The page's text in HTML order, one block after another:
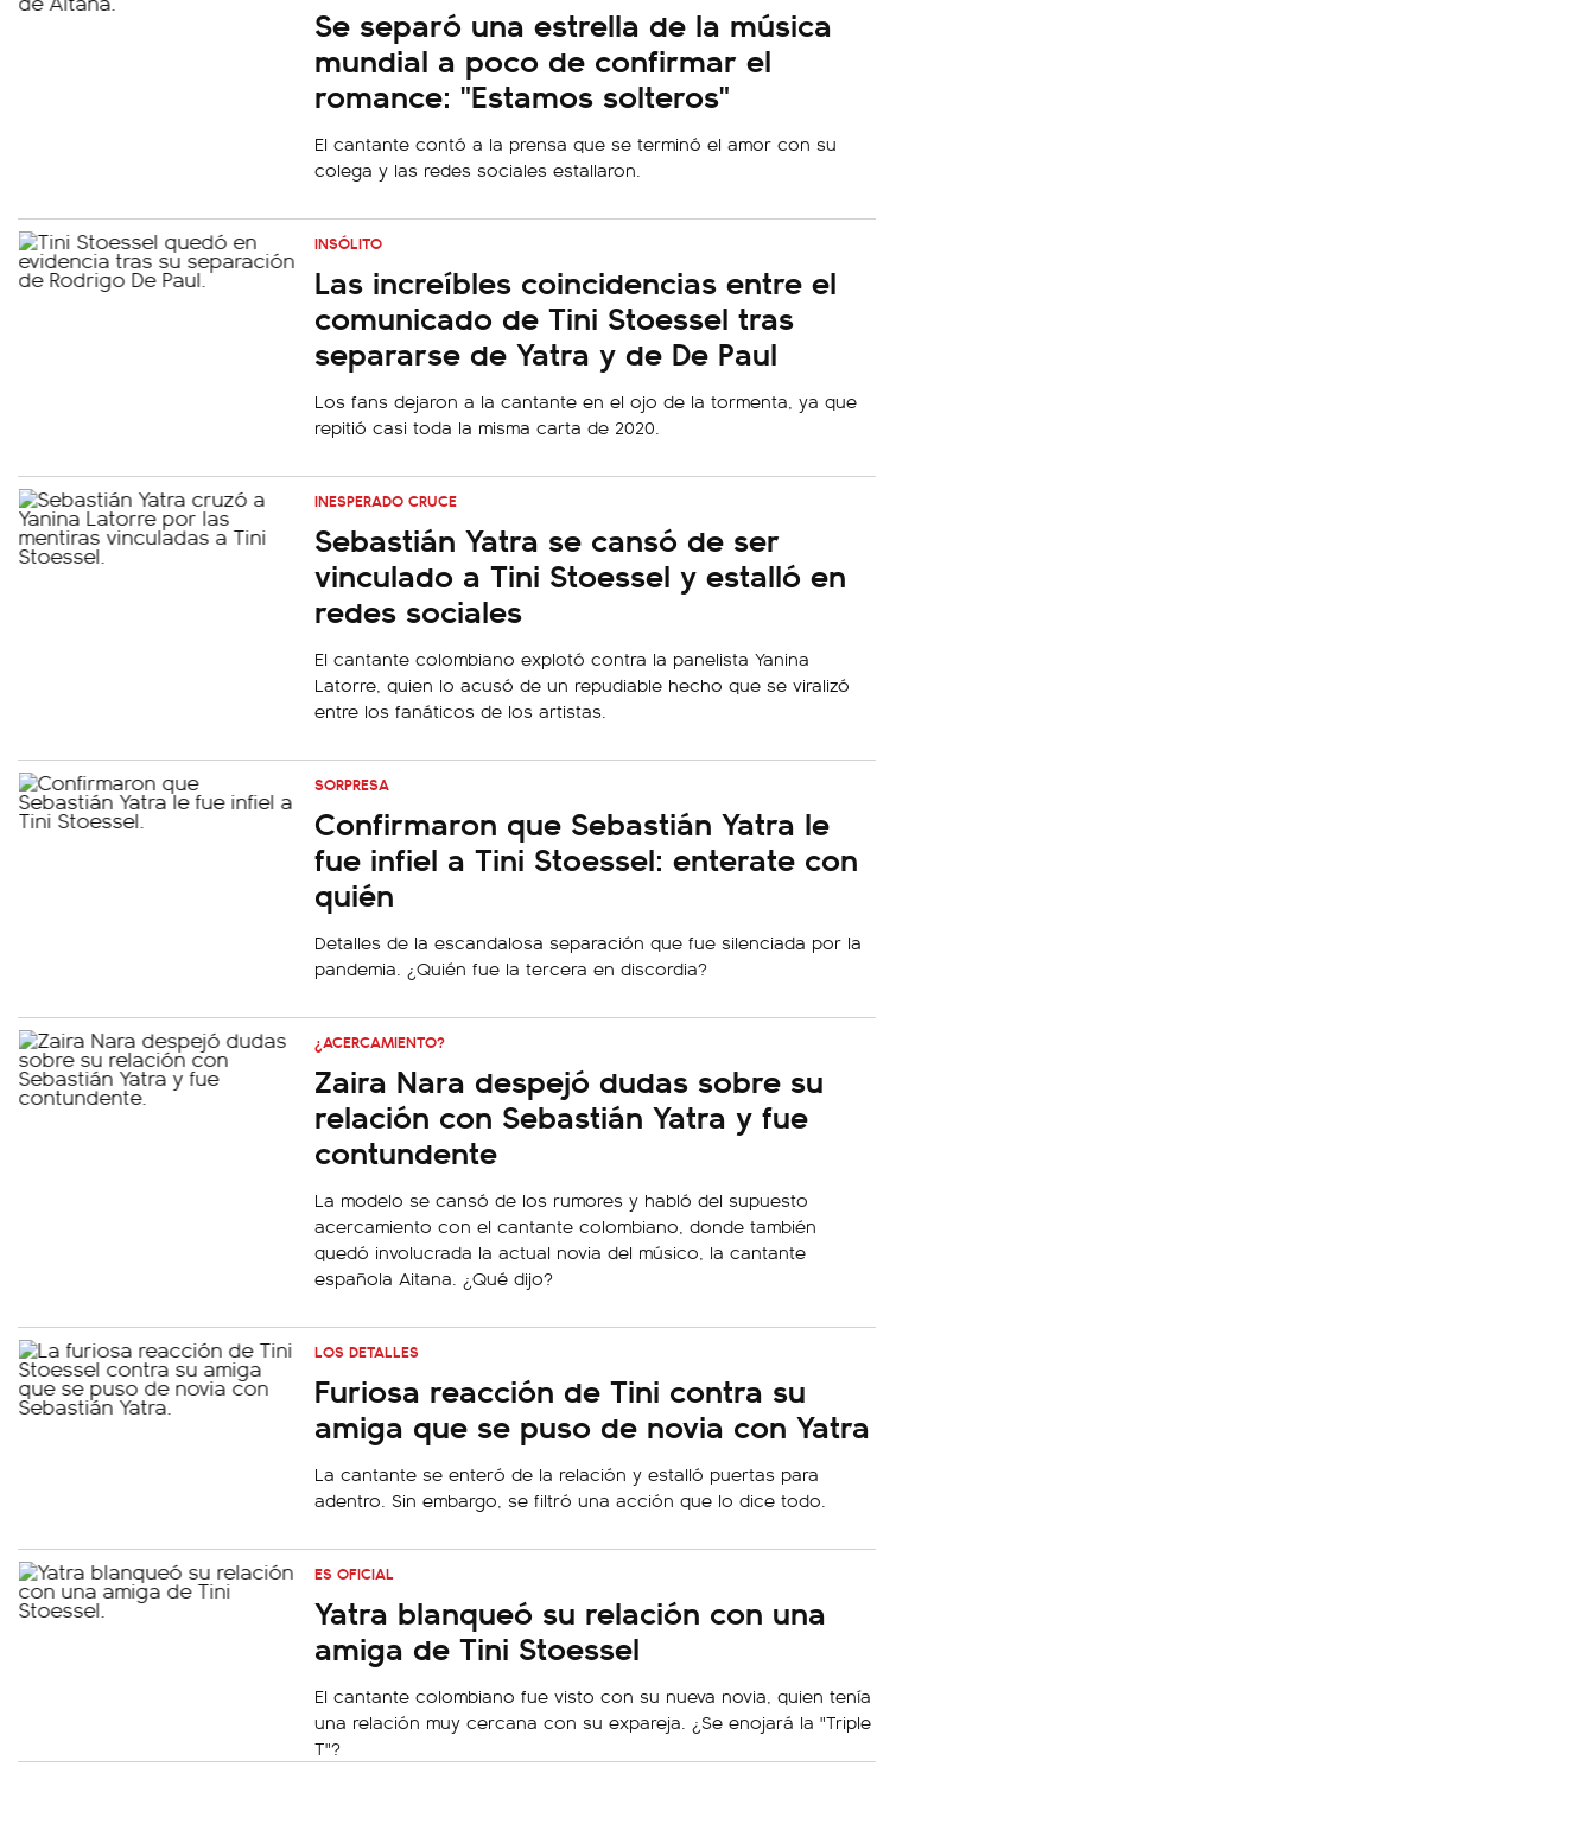
Se separó una estrella de la música
mundial a poco de confirmar el
romance: "Estamos solteros"
El cantante contó a la prensa que se terminó el amor con su
colega y las redes sociales estallaron.
INSÓLITO
Las increíbles coincidencias entre el
comunicado de Tini Stoessel tras
separarse de Yatra y de De Paul
Los fans dejaron a la cantante en el ojo de la tormenta, ya que
repitió casi toda la misma carta de 2020.
INESPERADO CRUCE
Sebastián Yatra se cansó de ser
vinculado a Tini Stoessel y estalló en
redes sociales
El cantante colombiano explotó contra la panelista Yanina
Latorre, quien lo acusó de un repudiable hecho que se viralizó
entre los fanáticos de los artistas.
SORPRESA
Confirmaron que Sebastián Yatra le
fue infiel a Tini Stoessel: enterate con
quién
Detalles de la escandalosa separación que fue silenciada por la
pandemia. ¿Quién fue la tercera en discordia?
¿ACERCAMIENTO?
Zaira Nara despejó dudas sobre su
relación con Sebastián Yatra y fue
contundente
La modelo se cansó de los rumores y habló del supuesto
acercamiento con el cantante colombiano, donde también
quedó involucrada la actual novia del músico, la cantante
española Aitana. ¿Qué dijo?
LOS DETALLES
Furiosa reacción de Tini contra su
amiga que se puso de novia con Yatra
La cantante se enteró de la relación y estalló puertas para
adentro. Sin embargo, se filtró una acción que lo dice todo.
ES OFICIAL
Yatra blanqueó su relación con una
amiga de Tini Stoessel
El cantante colombiano fue visto con su nueva novia, quien tenía
una relación muy cercana con su expareja. ¿Se enojará la "Triple
T"?